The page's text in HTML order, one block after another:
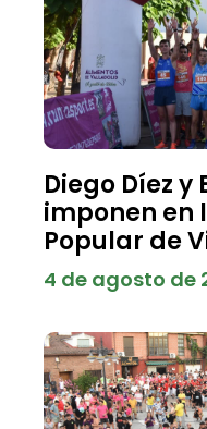
Diego Díez
imponen en
Popular de
4 de agosto de